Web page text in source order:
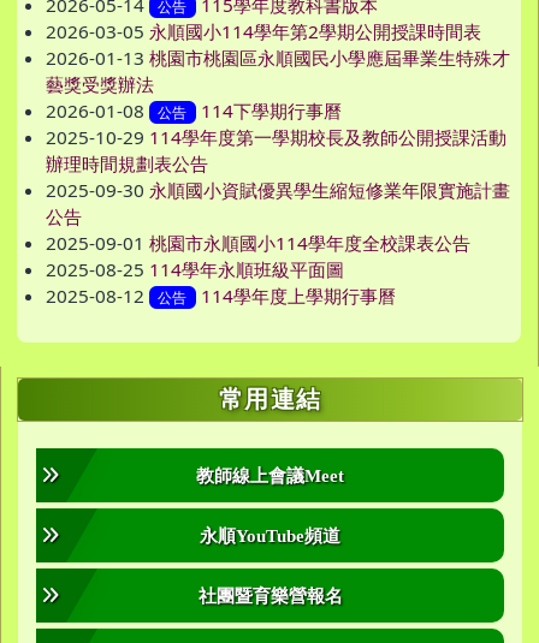
公告
2026-03-05 永順國小114學年第2學期公開授課時間表
2026-01-13 桃園市桃園區永順國民小學應屆畢業生特殊才
藝獎受獎辦法
2026-01-08
公告
114下學期行事曆
2025-10-29 114學年度第一學期校長及教師公開授課活動
辦理時間規劃表公告
2025-09-30 永順國小資賦優異學生縮短修業年限實施計畫
公告
2025-09-01 桃園市永順國小114學年度全校課表公告
2025-08-25 114學年永順班級平面圖
2025-08-12
公告 114學年度上學期行事曆
右邊區域內容 常用連結
教師線上會議Meet
永順YouTube頻道
社團暨育樂營報名